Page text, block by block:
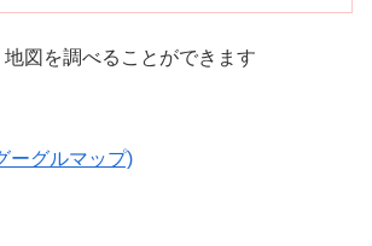
図を調べることができます
ーグルマップ)